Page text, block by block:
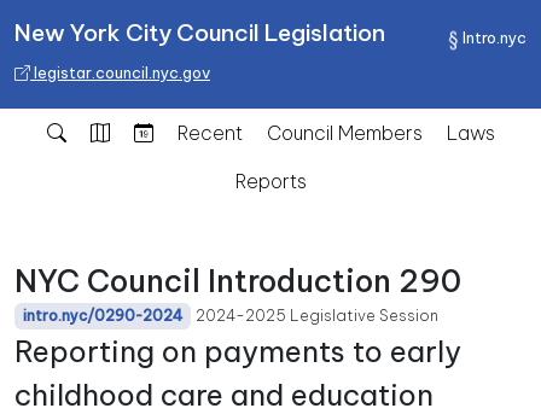
Intro.nyc
New York City Council Legislation
legistar.council.nyc.gov
Recent Council Members
Laws
Reports
NYC Council Introduction 290
intro.nyc/0290-2024 2024-2025 Legislative Session
Reporting on payments to early
childhood care and education